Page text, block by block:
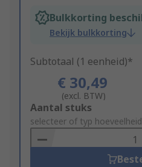
Bulkkorting
Bekijk bulkkorting
Subtotaal (1 eenheid)*
€ 30,49
(excl. BTW)
Add
to
Basket
Aantal stuks
selecteer of typ hoeveelheid